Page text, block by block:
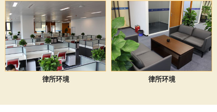
律所环境 律所环境